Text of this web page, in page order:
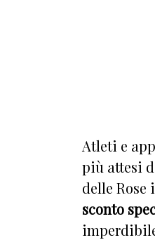
Atleti e
più attesi
delle
sconto